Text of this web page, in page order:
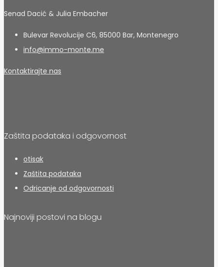
Senad Dacić & Julia Embacher
Bulevar Revolucije C6, 85000 Bar, Montenegro
info@immo-monte.me
Kontaktirajte nas
Zaštita podataka i odgovornost
otisak
Zaštita podataka
Odricanje od odgovornosti
Najnoviji postovi na blogu